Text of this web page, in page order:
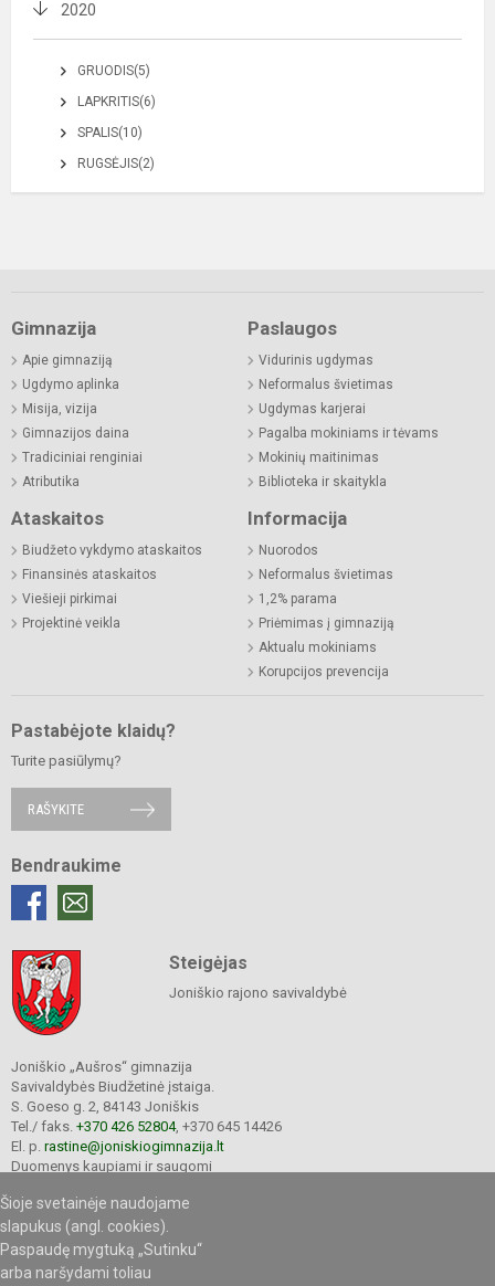
Šioje svetainėje naudojame
slapukus (angl. cookies).
Paspaudę mygtuką „Sutinku“
arba naršydami toliau
2020
GRUODIS(5)
LAPKRITIS(6)
SPALIS(10)
RUGSĖJIS(2)
Gimnazija
Apie gimnaziją
Ugdymo aplinka
Misija, vizija
Gimnazijos daina
Tradiciniai renginiai
Atributika
Paslaugos
Vidurinis ugdymas
Neformalus švietimas
Ugdymas karjerai
Pagalba mokiniams ir tėvams
Mokinių maitinimas
Biblioteka ir skaitykla
Ataskaitos
Biudžeto vykdymo ataskaitos
Finansinės ataskaitos
Viešieji pirkimai
Projektinė veikla
Informacija
Nuorodos
Neformalus švietimas
1,2% parama
Priėmimas į gimnaziją
Aktualu mokiniams
Korupcijos prevencija
Pastabėjote klaidų?
Turite pasiūlymų?
RAŠYKITE
Bendraukime
Steigėjas
Joniškio rajono savivaldybė
Joniškio „Aušros“ gimnazija
Savivaldybės Biudžetinė įstaiga.
S. Goeso g. 2, 84143 Joniškis
Tel./ faks. +370 426 52804, +370 645 14426
El. p. rastine@joniskiogimnazija.lt
Duomenys kaupiami ir saugomi
Įmonės kodas 290565040